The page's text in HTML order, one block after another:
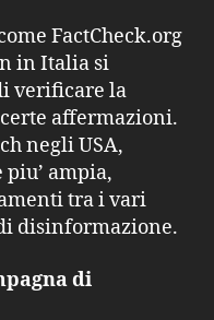
FactCheck.org
in Italia si
verificare la
affermazioni.
negli USA,
ampia,
tra i vari
disinformazione.
di